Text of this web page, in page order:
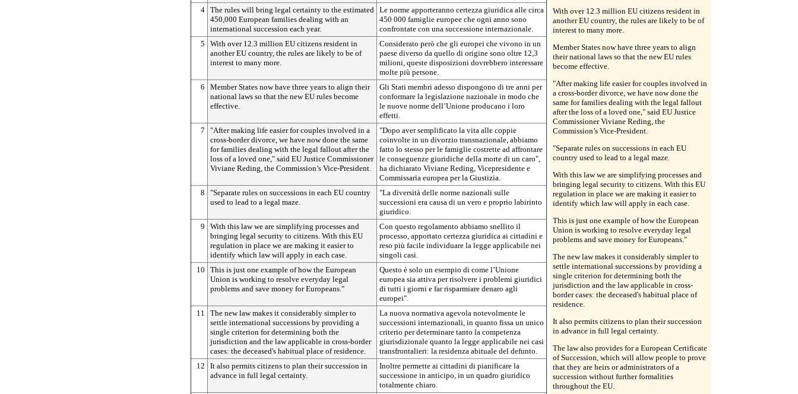
4 The rules will bring legal certainty to the estimated
450,000 European families dealing with an
international succession each year.
Le norme apporteranno certezza giuridica alle circa
450 000 famiglie europee che ogni anno sono
confrontate con una successione internazionale.
5
With over 12.3 million EU citizens resident in
another EU country, the rules are likely to be of
interest to many more.
Considerato però che gli europei che vivono in un
paese diverso da quello di origine sono oltre 12,3
milioni, queste disposizioni dovrebbero interessare
molte più persone.
6
Member States now have three years to align their
national laws so that the new EU rules become
effective.
Gli Stati membri adesso dispongono di tre anni per
conformare la legislazione nazionale in modo che
le nuove norme dell’Unione producano i loro
effetti.
7
"After making life easier for couples involved in a
cross-border divorce, we have now done the same
for families dealing with the legal fallout after the
loss of a loved one," said EU Justice Commissioner
Viviane Reding, the Commission’s Vice-President.
"Dopo aver semplificato la vita alle coppie
coinvolte in un divorzio transnazionale, abbiamo
fatto lo stesso per le famiglie costrette ad affrontare
le conseguenze giuridiche della morte di un caro",
ha dichiarato Viviane Reding, Vicepresidente e
Commissaria europea per la Giustizia.
8
"Separate rules on successions in each EU country
used to lead to a legal maze.
"La diversità delle norme nazionali sulle
successioni era causa di un vero e proprio labirinto
giuridico.
9
With this law we are simplifying processes and
bringing legal security to citizens. With this EU
regulation in place we are making it easier to
identify which law will apply in each case.
Con questo regolamento abbiamo snellito il
processo, apportato certezza giuridica ai cittadini e
reso più facile individuare la legge applicabile nei
singoli casi.
10
This is just one example of how the European
Union is working to resolve everyday legal
problems and save money for Europeans."
Questo è solo un esempio di come l’Unione
europea sia attiva per risolvere i problemi giuridici
di tutti i giorni e far risparmiare denaro agli
europei".
11
The new law makes it considerably simpler to
settle international successions by providing a
single criterion for determining both the
jurisdiction and the law applicable in cross-border
cases: the deceased's habitual place of residence.
La nuova normativa agevola notevolmente le
successioni internazionali, in quanto fissa un unico
criterio per determinare tanto la competenza
giurisdizionale quanto la legge applicabile nei casi
transfrontalieri: la residenza abituale del defunto.
12
It also permits citizens to plan their succession in
advance in full legal certainty.
Inoltre permette ai cittadini di pianificare la
successione in anticipo, in un quadro giuridico
totalmente chiaro.
With over 12.3 million EU citizens resident in
another EU country, the rules are likely to be of
interest to many more.
Member States now have three years to align
their national laws so that the new EU rules
become effective.
"After making life easier for couples involved in
a cross-border divorce, we have now done the
same for families dealing with the legal fallout
after the loss of a loved one," said EU Justice
Commissioner Viviane Reding, the
Commission’s Vice-President.
"Separate rules on successions in each EU
country used to lead to a legal maze.
With this law we are simplifying processes and
bringing legal security to citizens. With this EU
regulation in place we are making it easier to
identify which law will apply in each case.
This is just one example of how the European
Union is working to resolve everyday legal
problems and save money for Europeans."
The new law makes it considerably simpler to
settle international successions by providing a
single criterion for determining both the
jurisdiction and the law applicable in cross-
border cases: the deceased's habitual place of
residence.
It also permits citizens to plan their succession
in advance in full legal certainty.
The law also provides for a European Certificate
of Succession, which will allow people to prove
that they are heirs or administrators of a
succession without further formalities
throughout the EU.